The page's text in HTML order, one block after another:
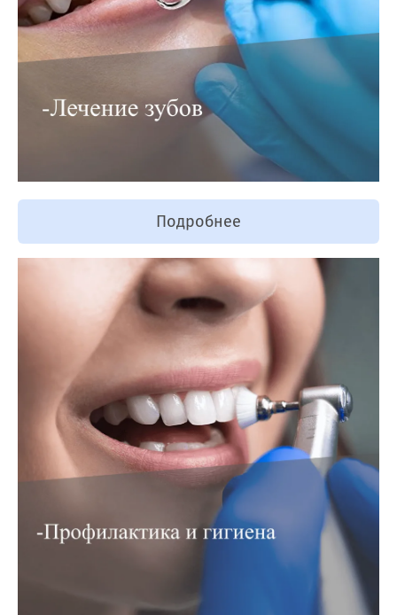
Подробнее